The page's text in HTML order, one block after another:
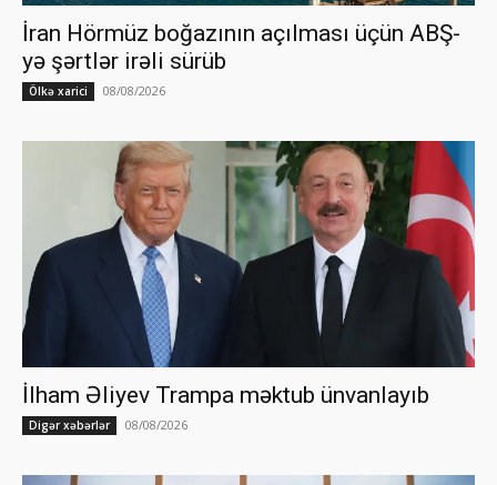
İran Hörmüz boğazının açılması üçün ABŞ-
yə şərtlər irəli sürüb
Ölkə xarici 08/08/2026
İlham Əliyev Trampa məktub ünvanlayıb
Digər xəbərlər 08/08/2026